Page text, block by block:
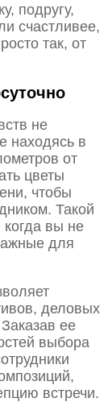
подругу,
счастливее,
так, от
не
находясь в
от
цветы
чтобы
Такой
когда вы не
для
деловых
ее
выбора
встречи.